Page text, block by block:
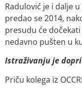
Radulović je i dalje
predao se 2014,
presudu će
nedavno pušten u
Istraživanju je
Priču kolega iz